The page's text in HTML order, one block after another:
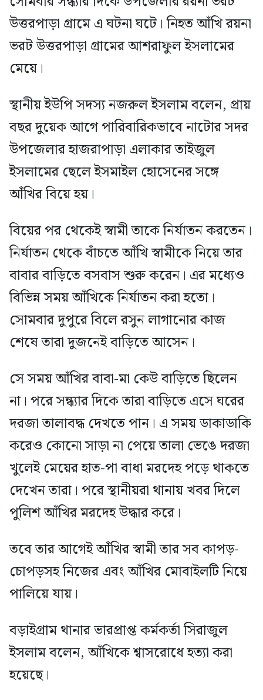
উত্তরপাড়া গ্রামে এ ঘটনা ঘটে। নিহত আঁখি রয়না
ভরট উত্তরপাড়া গ্রামের আশরাফুল ইসলামের
মেয়ে।
স্থানীয় ইউপি সদস্য নজরুল ইসলাম বলেন, প্রায়
বছর দুয়েক আগে পারিবারিকভাবে নাটোর সদর
উপজেলার হাজরাপাড়া এলাকার তাইজুল
ইসলামের ছেলে ইসমাইল হোসেনের সঙ্গে
আঁখির বিয়ে হয়।
বিয়ের পর থেকেই স্বামী তাকে নির্যাতন করতেন।
নির্যাতন থেকে বাঁচতে আঁখি স্বামীকে নিয়ে তার
বাবার বাড়িতে বসবাস শুরু করেন। এর মধ্যেও
বিভিন্ন সময় আঁখিকে নির্যাতন করা হতো।
সোমবার দুপুরে বিলে রসুন লাগানোর কাজ
শেষে তারা দুজনেই বাড়িতে আসেন।
সে সময় আঁখির বাবা-মা কেউ বাড়িতে ছিলেন
না। পরে সন্ধ্যার দিকে তারা বাড়িতে এসে ঘরের
দরজা তালাবদ্ধ দেখতে পান। এ সময় ডাকাডাকি
করেও কোনো সাড়া না পেয়ে তালা ভেঙে দরজা
খুলেই মেয়ের হাত-পা বাধা মরদেহ পড়ে থাকতে
দেখেন তারা। পরে স্থানীয়রা থানায় খবর দিলে
পুলিশ আঁখির মরদেহ উদ্ধার করে।
তবে তার আগেই আঁখির স্বামী তার সব কাপড়-
চোপড়সহ নিজের এবং আঁখির মোবাইলটি নিয়ে
পালিয়ে যায়।
বড়াইগ্রাম থানার ভারপ্রাপ্ত কর্মকর্তা সিরাজুল
ইসলাম বলেন, আঁখিকে শ্বাসরোধে হত্যা করা
হয়েছে।